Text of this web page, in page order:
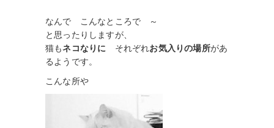
なんで こんなところで ～
と思ったりしますが、
猫もネコなりに それぞれお気入りの場所があ
るようです。
こんな所や